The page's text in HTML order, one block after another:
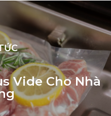
Tìm
Vide Cho Nhà